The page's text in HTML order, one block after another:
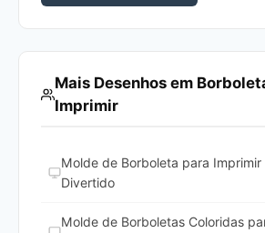
Mais Desenhos em
Imprimir
Molde de Borboleta para Imprimir
Divertido
Molde de Borboletas Coloridas